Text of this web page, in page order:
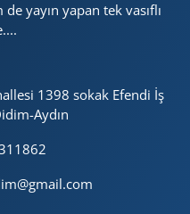
yayın yapan tek vasıflı
1398 sokak Efendi İş
Aydın